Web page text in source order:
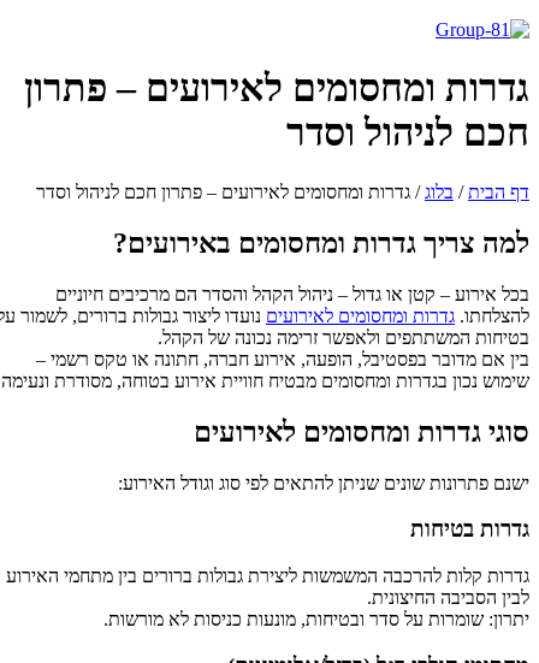
גדרות ומחסומים לאירועים – פתרון
חכם לניהול וסדר
דף הבית/בלוג/גדרות ומחסומים לאירועים – פתרון חכם לניהול וסדר
למה צריך גדרות ומחסומים באירועים?
בכל אירוע – קטן או גדול – ניהול הקהל והסדר הם מרכיבים חיוניים
להצלחתו.גדרות ומחסומים לאירועיםנועדו ליצור גבולות ברורים, לשמור על
בטיחות המשתתפים ולאפשר זרימה נכונה של הקהל.
בין אם מדובר בפסטיבל, הופעה, אירוע חברה, חתונה או טקס רשמי –
שימוש נכון בגדרות ומחסומים מבטיח חוויית אירוע בטוחה, מסודרת ונעימה.
סוגי גדרות ומחסומים לאירועים
ישנם פתרונות שונים שניתן להתאים לפי סוג וגודל האירוע:
גדרות בטיחות
גדרות קלות להרכבה המשמשות ליצירת גבולות ברורים בין מתחמי האירוע
לבין הסביבה החיצונית.
יתרון: שומרות על סדר ובטיחות, מונעות כניסות לא מורשות.